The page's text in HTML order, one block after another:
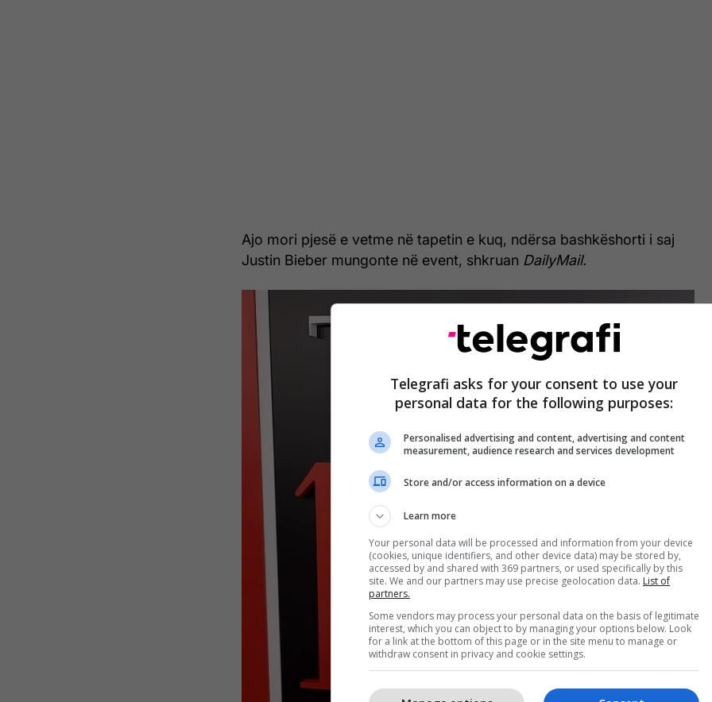
Ajo mori pjesë e vetme në tapetin e kuq, ndërsa bashkëshorti i saj
Justin Bieber mungonte në event, shkruan DailyMail.
Telegrafi asks for your consent to use your
personal data for the following purposes:
Personalised advertising and content, advertising and content
measurement, audience research and services development
Store and/or access information on a device
Learn more
Your personal data will be processed and information from your device
(cookies, unique identifiers, and other device data) may be stored by,
accessed by and shared with 369 partners, or used specifically by this
site. We and our partners may use precise geolocation data. List of
partners.
Some vendors may process your personal data on the basis of legitimate
interest, which you can object to by managing your options below. Look
for a link at the bottom of this page or in the site menu to manage or
withdraw consent in privacy and cookie settings.